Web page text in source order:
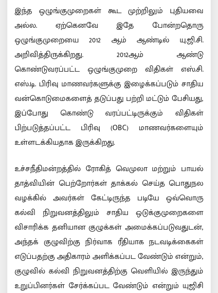
இந்த ஒழுங்குமுறைகள் கூட முற்றிலும் புதியவை
அல்ல. ஏற்கெனவே இதே போன்றதொரு
ஒழுங்குமுறையை 2012 ஆம் ஆண்டில் யு.ஜி.சி.
அறிவித்திருக்கிறது. 2012ஆம் ஆண்டு
கொண்டுவரப்பட்ட ஒழுங்குமுறை விதிகள் எஸ்.சி.
எஸ்.டி. பிரிவு மாணவர்களுக்கு இழைக்கப்படும் சாதிய
வன்கொடுமைகளைத் தடுப்பது பற்றி மட்டும் பேசியது,
இப்போது கொண்டு வரப்பட்டிருக்கும் விதிகள்
பிற்படுத்தப்பட்ட பிரிவு (OBC) மாணவர்களையும்
உள்ளடக்கியதாக இருக்கிறது.
உச்சநீதிமன்றத்தில் ரோகித் வெமுலா மற்றும் பாயல்
தாத்வியின் பெற்றோர்கள் தாக்கல் செய்த பொதுநல
வழக்கில் அவர்கள் கேட்டிருந்த படியே ஒவ்வொரு
கல்வி நிறுவனத்திலும் சாதிய ஒடுக்குமுறைகளை
விசாரிக்க தனியான குழுக்கள் அமைக்கப்படுவதுடன்,
அந்தக் குழுவிற்கு நிர்வாக ரீதியாக நடவடிக்கைகள்
எடுப்பதற்கு அதிகாரம் அளிக்கப்பட வேண்டும் என்றும்,
குழுவில் கல்வி நிறுவனத்திற்கு வெளியில் இருந்தும்
உறுப்பினர்கள் சேர்க்கப்பட வேண்டும் என்றும் யுஜிசி